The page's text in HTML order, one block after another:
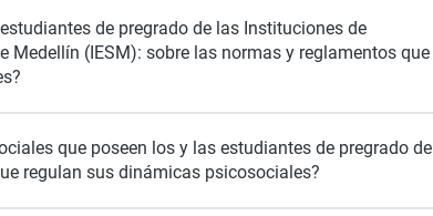
de pregrado de las Instituciones de
Medellín (IESM): sobre las normas y reglamentos que
que poseen los y las estudiantes de pregrado de
regulan sus dinámicas psicosociales?